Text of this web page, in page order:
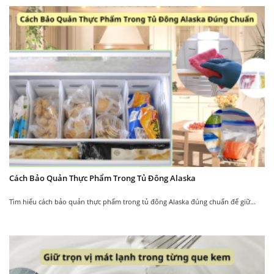
Lòngtủ đông Alaskađược làm bằng chất liệu
cao cấp, bền bỉ và dễ vệ sinh, đảm bảo an toàn
cho thực phẩm. Cửa tủ thiết kế kín khít giúp giữ
nhiệt tốt, hạn chế thất thoát hơi lạnh.
Vật liệu phần khung và cánh tủ được làm từ thép
siêu bền sơn tĩnh điện đẹp chắc chắn, đảm bảo
an toàn kể cả khi có xảy ra va đập.
Chân tủ có thể điều chỉnh độ cao đảm bảo tủ
luôn cân bằng
Các khay tủ và doăng cửa hoàn toàn có thể tháo
ra để vệ sinh một cách dễ dàng, giữ cho tủ lạnh
luôn sạch sẽ.
IF-250
Model: IF-250
Cách Bảo Quản Thực Phẩm Trong Tủ Đông Alaska
Tìm hiểu cách bảo quản thực phẩm trong tủ đông Alaska đúng chuẩn để giữ...